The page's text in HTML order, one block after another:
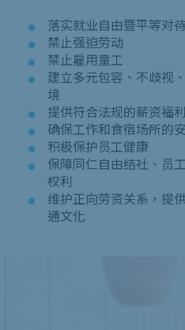
落实就业自由暨平等对待
禁止强迫劳动
禁止雇用童工
建立多元包容、不歧视
境
提供符合法规的薪资福利
确保工作和食宿场所的
积极保护员工健康
保障同仁自由结社、员
权利
维护正向劳资关系，提
通文化